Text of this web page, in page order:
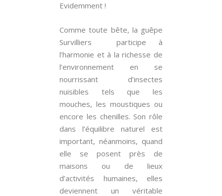
Evidemment !
Comme toute bête, la guêpe
Survilliers participe à
l’harmonie et à la richesse de
l’environnement en se
nourrissant d’insectes
nuisibles tels que les
mouches, les moustiques ou
encore les chenilles. Son rôle
dans l’équilibre naturel est
important, néanmoins, quand
elle se posent près de
maisons ou de lieux
d’activités humaines, elles
deviennent un véritable